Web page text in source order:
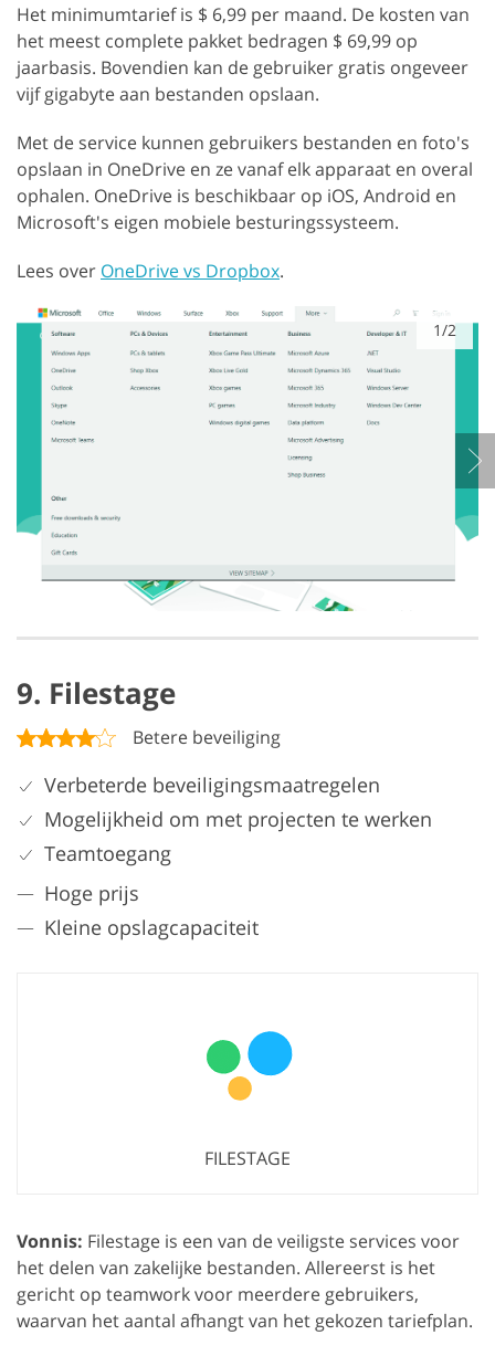
Het minimumtarief is $ 6,99 per maand. De kosten van
het meest complete pakket bedragen $ 69,99 op
jaarbasis. Bovendien kan de gebruiker gratis ongeveer
vijf gigabyte aan bestanden opslaan.
Met de service kunnen gebruikers bestanden en foto's
opslaan in OneDrive en ze vanaf elk apparaat en overal
ophalen. OneDrive is beschikbaar op iOS, Android en
Microsoft's eigen mobiele besturingssysteem.
Lees over OneDrive vs Dropbox.
1/2
9. Filestage
Betere beveiliging
Verbeterde beveiligingsmaatregelen
Mogelijkheid om met projecten te werken
Teamtoegang
Hoge prijs
Kleine opslagcapaciteit
FILESTAGE
Vonnis: Filestage is een van de veiligste services voor
het delen van zakelijke bestanden. Allereerst is het
gericht op teamwork voor meerdere gebruikers,
waarvan het aantal afhangt van het gekozen tariefplan.